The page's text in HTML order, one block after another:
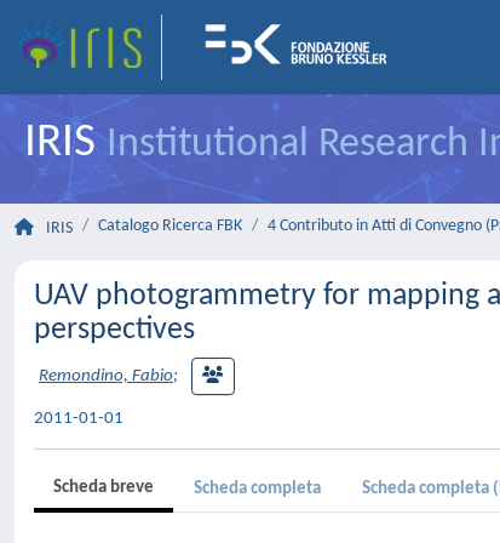
IRISInstitutional Research
IRIS Catalogo Ricerca FBK 4 Contributo in Atti di Convegno
UAV photogrammetry for mapping
perspectives
Remondino, Fabio;
2011-01-01
Scheda breve Scheda completa Scheda completa